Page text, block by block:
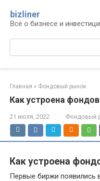
контенту
bizliner
Всё о бизнесе и
Поиск:
Главная » Фондовый рынок
Как устроена
21 июля, 2022 Фондовый
Как устроена
Первые биржи появились